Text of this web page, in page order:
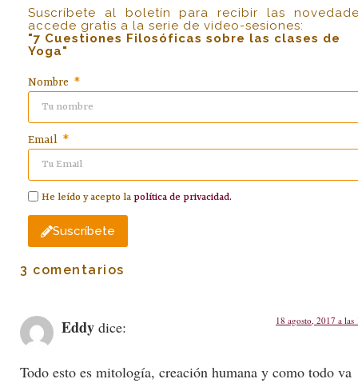
Suscríbete al boletín para recibir las
accede gratis a la serie de video-sesiones:
"7 Cuestiones Filosóficas sobre las clases de
Yoga"
Nombre
Email
He leído y acepto la política de privacidad.
Suscríbete
3 comentarios
Eddy dice: 18 agosto, 2017 a las
Todo esto es mitología, creación humana y como todo va